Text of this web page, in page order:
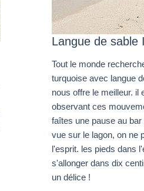
Langue de sable
Tout le monde
turquoise avec langue
nous offre le meilleur. il
observant ces
faîtes une pause au
vue sur le lagon, on ne
l'esprit. les pieds dans
s'allonger dans dix
un délice !